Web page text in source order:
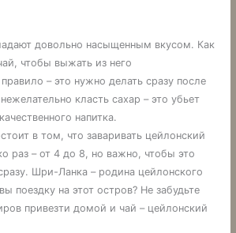
довольно насыщенным вкусом. Как
чтобы выжать из него
– это нужно делать сразу после
класть сахар – это убьет
напитка.
в том, что заваривать цейлонский
раз – от 4 до 8, но важно, чтобы это
Шри-Ланка – родина цейлонского
поездку на этот остров? Не забудьте
привезти домой и чай – цейлонский